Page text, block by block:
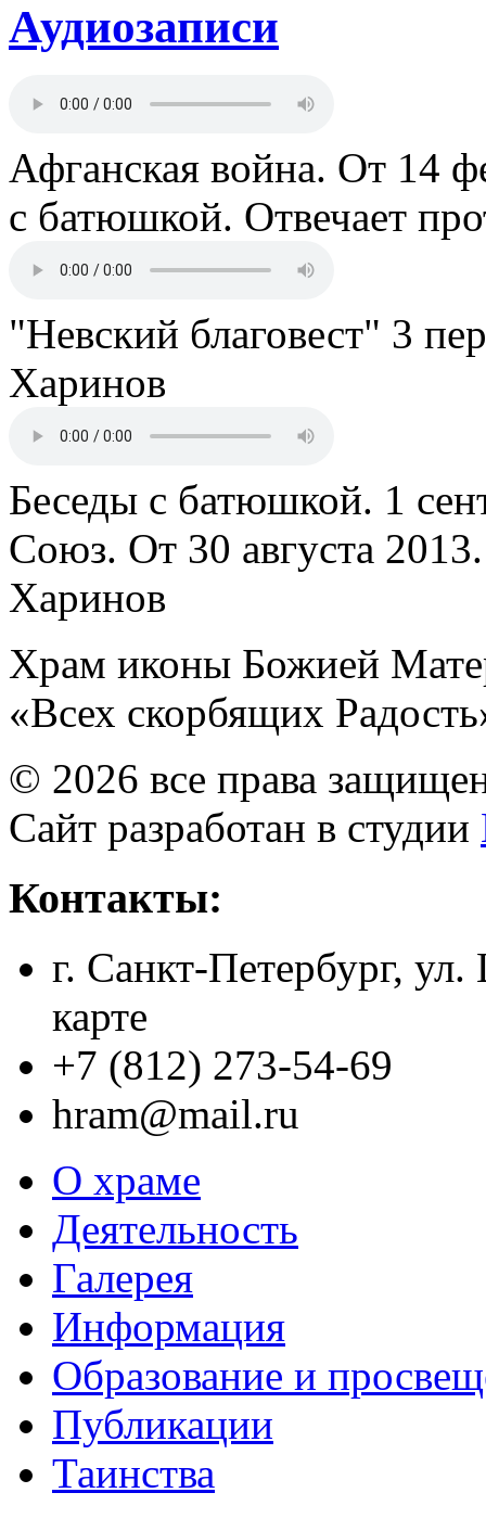
Аудиозаписи
Афганская война. От 14
с батюшкой. Отвечает
"Невский благовест" 3
Харинов
Беседы с батюшкой. 1
Союз. От 30 августа
Харинов
Храм иконы Божией
«Всех скорбящих
© 2026 все права
Сайт разработан в студии
Контакты:
г. Санкт-Петербург,
карте
+7 (812) 273-54-69
hram@mail.ru
О храме
Деятельность
Галерея
Информация
Образование и
Публикации
Таинства